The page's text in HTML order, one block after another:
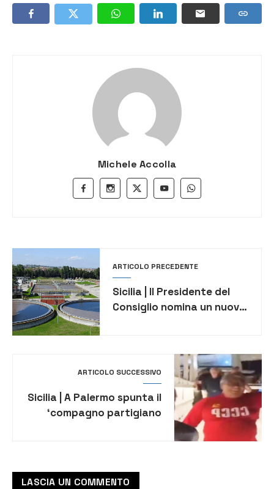
Michele Accolla
ARTICOLO PRECEDENTE
Sicilia | Il Presidente del
Consiglio nomina un nuovo
L’ira di Schifani
ARTICOLO SUCCESSIVO
Sicilia | A Palermo spunta il
‘compagno partigiano
LASCIA UN COMMENTO